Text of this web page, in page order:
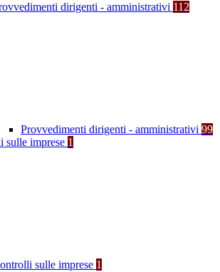
dirigenti - amministrativi 112
Provvedimenti dirigenti - amministrativi 99
sulle imprese 1
sulle imprese 1